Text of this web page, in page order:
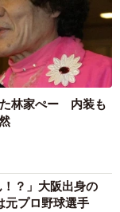
た林家ぺー 内装も
！？」大阪出身の
元プロ野球選手